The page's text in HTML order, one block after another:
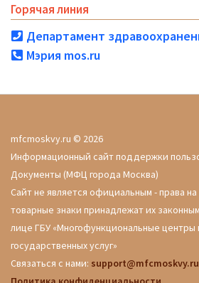
Горячая линия
Департамент
Мэрия mos.ru
mfcmoskvy.ru © 2026
Информационный сайт поддержки
Документы (МФЦ города Москва)
Сайт не является официальным - права
товарные знаки принадлежат их
лице ГБУ «Многофункциональные центры
государственных услуг»
Связаться с нами: support@mfcmoskvy.ru